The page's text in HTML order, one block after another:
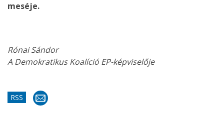
meséje.
Rónai Sándor
A Demokratikus Koalíció EP-képviselője
RSS